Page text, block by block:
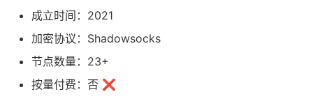
成立时间：2021
加密协议：Shadowsocks
节点数量：23+
按量付费：否 ❌